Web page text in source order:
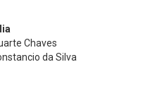
Chaves
da Silva